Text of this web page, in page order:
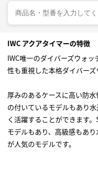
IWC アクアタイマーの特徴
IWC唯一のダイバーズウォ
性も重視した本格ダイバーズ
厚みのあるケースに高い防
の付いているモデルもあり
く活躍することができます
モデルもあり、高級感もあ
が人気のモデルです。